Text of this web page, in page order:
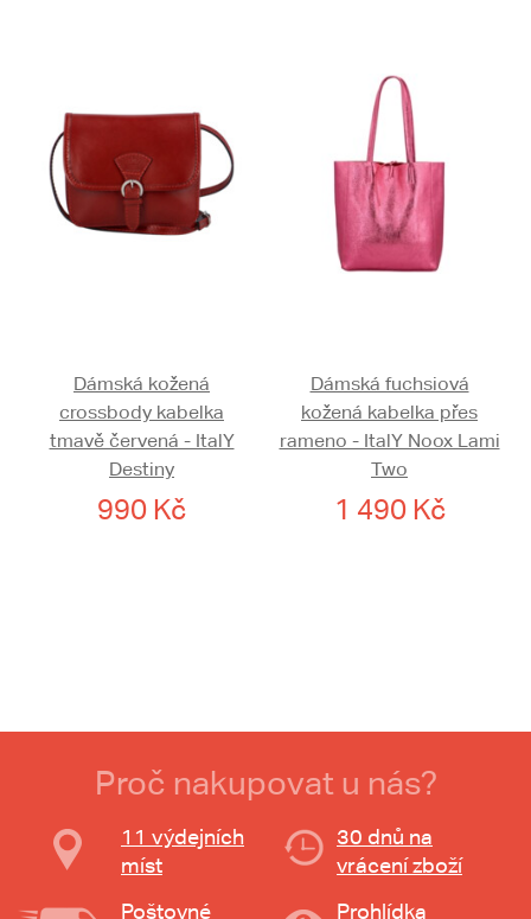
Dámská kožená
crossbody kabelka
tmavě červená - ItalY
Destiny
990 Kč
Dámská fuchsiová
kožená kabelka přes
rameno - ItalY Noox Lami
Two
1 490 Kč
Proč nakupovat u nás?
11 výdejních
míst
30 dnů na
vrácení zboží
Poštovné
Prohlídka